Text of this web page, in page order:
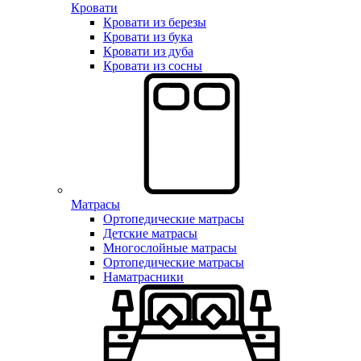
Кровати
Кровати из березы
Кровати из бука
Кровати из дуба
Кровати из сосны
Матрасы
Ортопедические матрасы
Детские матрасы
Многослойные матрасы
Ортопедические матрасы
Наматрасники